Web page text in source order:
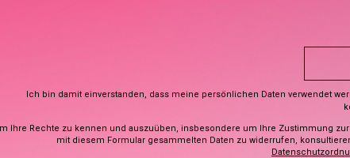
Ich bin damit einverstanden, dass meine persönlichen Daten verwendet
Ihre Rechte zu kennen und auszuüben, insbesondere um Ihre Zustimmung
mit diesem Formular gesammelten Daten zu widerrufen,